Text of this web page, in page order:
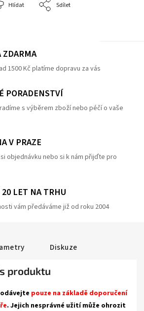
Hlídat Sdílet
ZDARMA
1500 Kč platíme dopravu za vás
PORADENSTVÍ
s výběrem zboží nebo péčí o vaše
V PRAZE
objednávku nebo si k nám přijďte pro
LET NA TRHU
vám předáváme již od roku 2004
Diskuze
produktu
pouze na základě doporučení
. Jejich nesprávné užití může ohrozit